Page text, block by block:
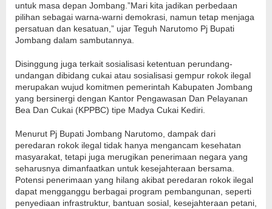
untuk masa depan Jombang.”Mari kita jadikan perbedaan
pilihan sebagai warna-warni demokrasi, namun tetap menjaga
persatuan dan kesatuan,” ujar Teguh Narutomo Pj Bupati
Jombang dalam sambutannya.
Disinggung juga terkait sosialisasi ketentuan perundang-
undangan dibidang cukai atau sosialisasi gempur rokok ilegal
merupakan wujud komitmen pemerintah Kabupaten Jombang
yang bersinergi dengan Kantor Pengawasan Dan Pelayanan
Bea Dan Cukai (KPPBC) tipe Madya Cukai Kediri.
Menurut Pj Bupati Jombang Narutomo, dampak dari
peredaran rokok ilegal tidak hanya mengancam kesehatan
masyarakat, tetapi juga merugikan penerimaan negara yang
seharusnya dimanfaatkan untuk kesejahteraan bersama.
Potensi penerimaan yang hilang akibat peredaran rokok ilegal
dapat mengganggu berbagai program pembangunan, seperti
penyediaan infrastruktur, bantuan sosial, kesejahteraan petani,